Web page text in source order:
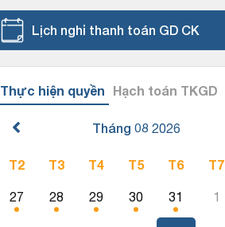
Lịch nghỉ thanh toán GD CK
Thực hiện quyền Hạch toán TKGD
Tháng 08 2026
T2 T3 T4 T5 T6 T7
27 28 29 30 31 1